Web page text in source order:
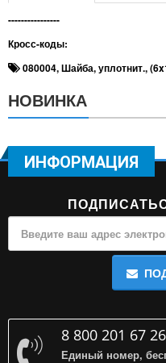
----------------
Кросс-коды:
080004,Шайба,уплотнит.,
НОВИНКА
ИНФОРМАЦИЯ
8 800 201 67 26
Единый номер,